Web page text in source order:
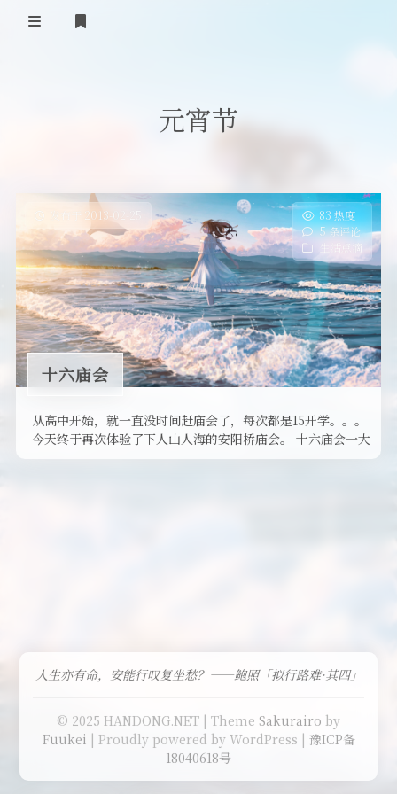
友情链接
留言板
关于
元宵节
发布于 2013-02-25
83 热度
5 条评论
生活点滴
十六庙会
从高中开始，就一直没时间赶庙会了，每次都是15开学。。。
今天终于再次体验了下人山人海的安阳桥庙会。 十六庙会一大
人生亦有命，安能行叹复坐愁？——鲍照「拟行路难·其四」
© 2025 HANDONG.NET | Theme Sakurairo by
Fuukei | Proudly powered by WordPress | 豫ICP备
18040618号